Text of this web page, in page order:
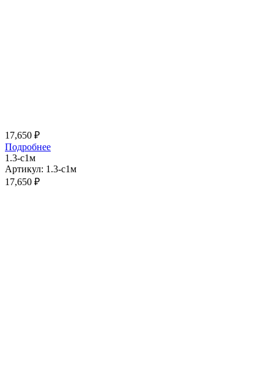
17,650 ₽
Подробнее
1.3-с1м
Артикул: 1.3-с1м
17,650 ₽